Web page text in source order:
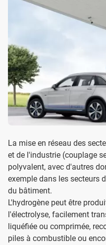
La mise en réseau des
et de l'industrie (couplage
polyvalent, avec d'autres
exemple dans les secteurs
du bâtiment.
L'hydrogène peut être
l'électrolyse, facilement
liquéfiée ou comprimée,
piles à combustible ou